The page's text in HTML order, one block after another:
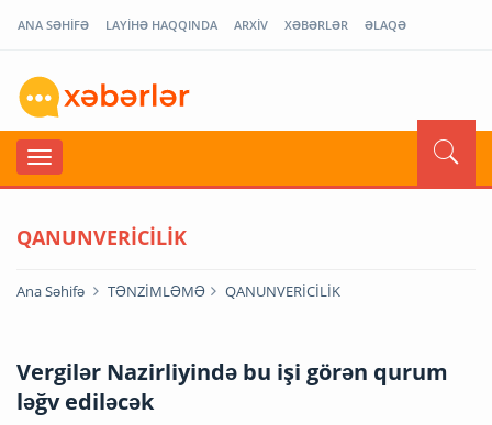
ANA SƏHİFƏ LAYİHƏ HAQQINDA ARXİV XƏBƏRLƏR ƏLAQƏ
QANUNVERİCİLİK
Ana Səhifə TƏNZİMLƏMƏ QANUNVERİCİLİK
Vergilər Nazirliyində bu işi görən qurum
ləğv ediləcək